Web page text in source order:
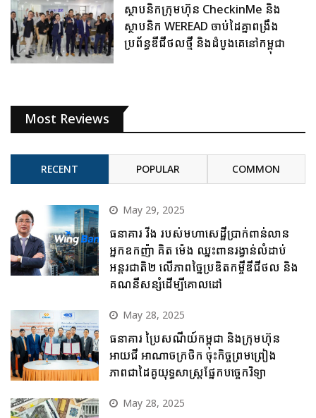
ស្ថាបនិកក្រុមហ៊ុន CheckinMe និង
ស្ថាបនិក WEREAD ចាប់ដៃគ្នាពង្រឹង
ប្រព័ន្ធឌីជីថលថ្មី និងដំបូងគេនៅកម្ពុជា
Most Reviews
RECENT POPULAR COMMON
May 29, 2025
ធនាគារ វីង របស់មហាសេដ្ឋីប្រាក់ពាន់លាន
អ្នកឧកញ៉ា គិត ម៉េង ឈ្នះពានរង្វាន់លំដាប់
អន្តរជាតិ២ លើភាពច្នៃប្រឌិតកម្ចីឌីជីថល និង
គណនីសន្សំដើម្បីគោលដៅ
May 28, 2025
ធនាគារ ប្រៃសណីយ៍កម្ពុជា និងក្រុមហ៊ុន
អាយជី អាណាចក្រថិក ចុះកិច្ចព្រមព្រៀង
ភាពជាដៃគូយុទ្ធសាស្ត្រផ្នែកបច្ចេកវិទ្យា
May 28, 2025